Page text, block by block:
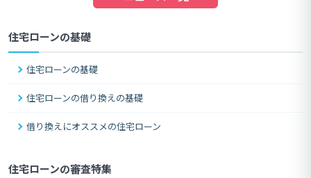
住宅ローンの基礎
住宅ローンの基礎
住宅ローンの借り換えの基礎
借り換えにオススメの住宅ローン
住宅ローンの審査特集